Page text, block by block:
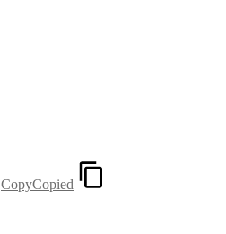
CopyCopied